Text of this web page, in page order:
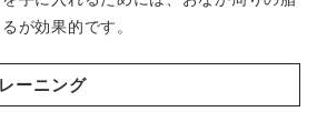
が効果的です。
ーニング